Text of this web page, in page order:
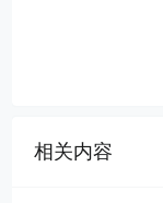
相关内容